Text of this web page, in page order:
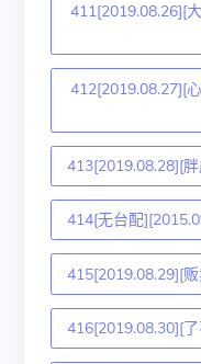
411[2019.08.26][
412[2019.08.27][
413[2019.08.28][
414[无台配
415[2019.08.29][
416[2019.08.30][